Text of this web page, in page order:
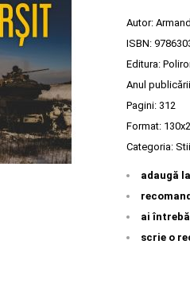
Autor:
ISBN:
Editura:
Anul
Pagini: 312
Format:
Categoria:
adaugă
ai
scrie o